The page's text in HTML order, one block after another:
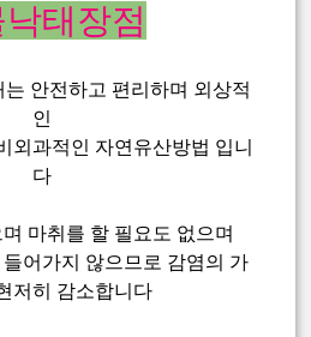
태장점
안전하고 편리하며 외상적
인
외과적인 자연유산방법 입니
다
마취를 할 필요도 없으며
어가지 않으므로 감염의 가
저히 감소합니다